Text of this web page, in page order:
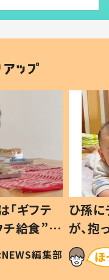
「ギフテ
給食”を
和の親
NEWS編集部
ひ孫
が、
「涙が
い」